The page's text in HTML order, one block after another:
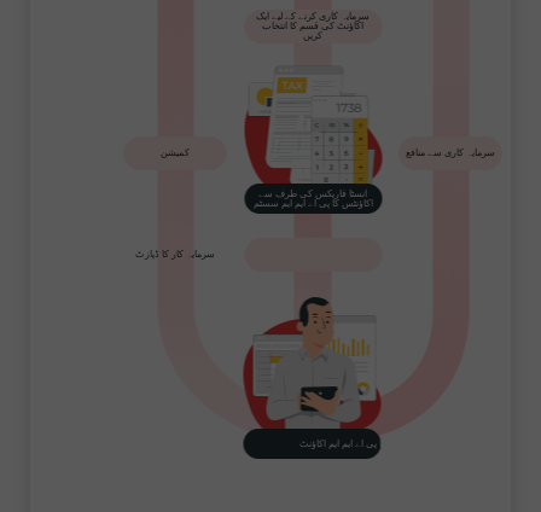
انسٹا فاریکس کی طرف سے
اکاؤنٹس کا پی اے ایم ایم سسٹم
ٹریڈر کا پی اے ایم ایم اکاؤنٹ
سرمایہ کاری سے منافع
سرمایہ کاری کرنے کے لیے ایک
اکاؤنٹ کی قسم کا انتخاب
کریں
سرمایہ کار کا ڈپازٹ
کمیشن